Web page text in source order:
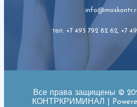
тел. +7 495 792 82 62, +7
Все права защищены ©
КОНТРКРИМИНАЛ |